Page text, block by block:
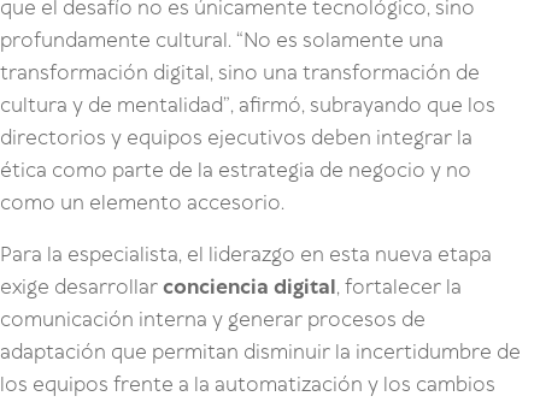
que el desafío no es únicamente tecnológico, sino
profundamente cultural. “No es solamente una
transformación digital, sino una transformación de
cultura y de mentalidad”, afirmó, subrayando que los
directorios y equipos ejecutivos deben integrar la
ética como parte de la estrategia de negocio y no
como un elemento accesorio.
Para la especialista, el liderazgo en esta nueva etapa
exige desarrollarconciencia digital, fortalecer la
comunicación interna y generar procesos de
adaptación que permitan disminuir la incertidumbre de
los equipos frente a la automatización y los cambios